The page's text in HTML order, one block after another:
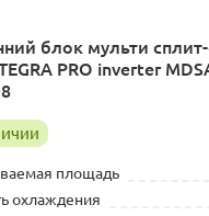
блок мульти
PRO inverter
площадь
охлаждения